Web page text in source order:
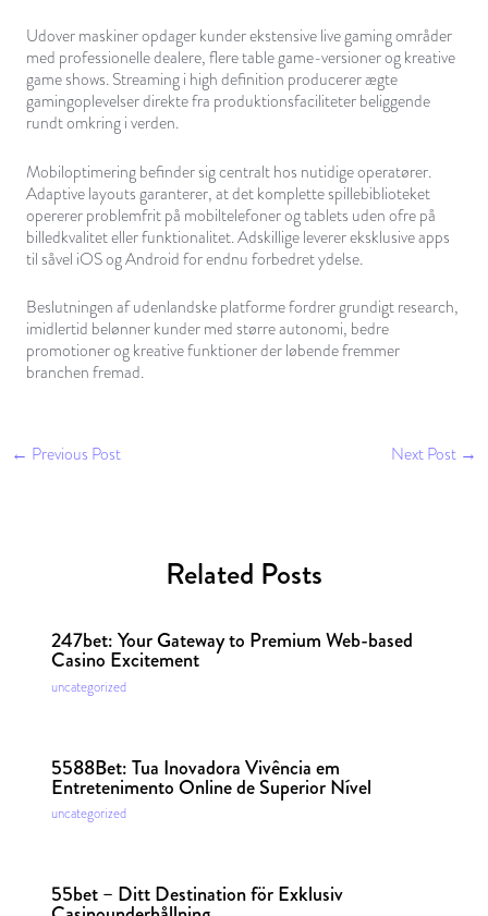
Udover maskiner opdager kunder ekstensive live gaming områder
med professionelle dealere, flere table game-versioner og kreative
game shows. Streaming i high definition producerer ægte
gamingoplevelser direkte fra produktionsfaciliteter beliggende
rundt omkring i verden.
Mobiloptimering befinder sig centralt hos nutidige operatører.
Adaptive layouts garanterer, at det komplette spillebiblioteket
opererer problemfrit på mobiltelefoner og tablets uden ofre på
billedkvalitet eller funktionalitet. Adskillige leverer eksklusive apps
til såvel iOS og Android for endnu forbedret ydelse.
Beslutningen af udenlandske platforme fordrer grundigt research,
imidlertid belønner kunder med større autonomi, bedre
promotioner og kreative funktioner der løbende fremmer
branchen fremad.
← Previous Post Next Post →
Related Posts
247bet: Your Gateway to Premium Web-based
Casino Excitement
uncategorized
5588Bet: Tua Inovadora Vivência em
Entretenimento Online de Superior Nível
uncategorized
55bet – Ditt Destination för Exklusiv